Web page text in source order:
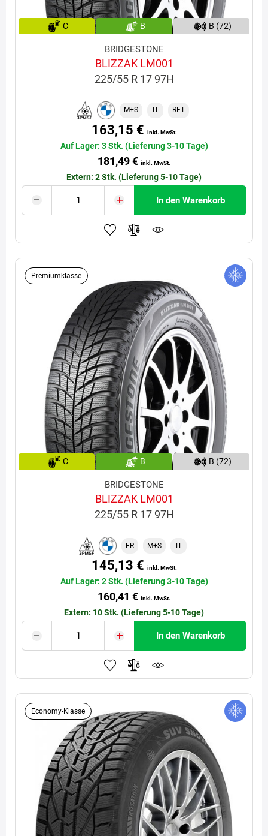
C B B (72)
BRIDGESTONE
BLIZZAK LM001
225/55 R 17 97H
M+S TL RFT
163,15 € inkl. MwSt.
Auf Lager: 3 Stk. (Lieferung 3-10 Tage)
181,49 € inkl. MwSt.
Extern: 2 Stk. (Lieferung 5-10 Tage)
In den Warenkorb
Premiumklasse
C B B (72)
BRIDGESTONE
BLIZZAK LM001
225/55 R 17 97H
FR M+S TL
145,13 € inkl. MwSt.
Auf Lager: 2 Stk. (Lieferung 3-10 Tage)
160,41 € inkl. MwSt.
Extern: 10 Stk. (Lieferung 5-10 Tage)
In den Warenkorb
Economy-Klasse